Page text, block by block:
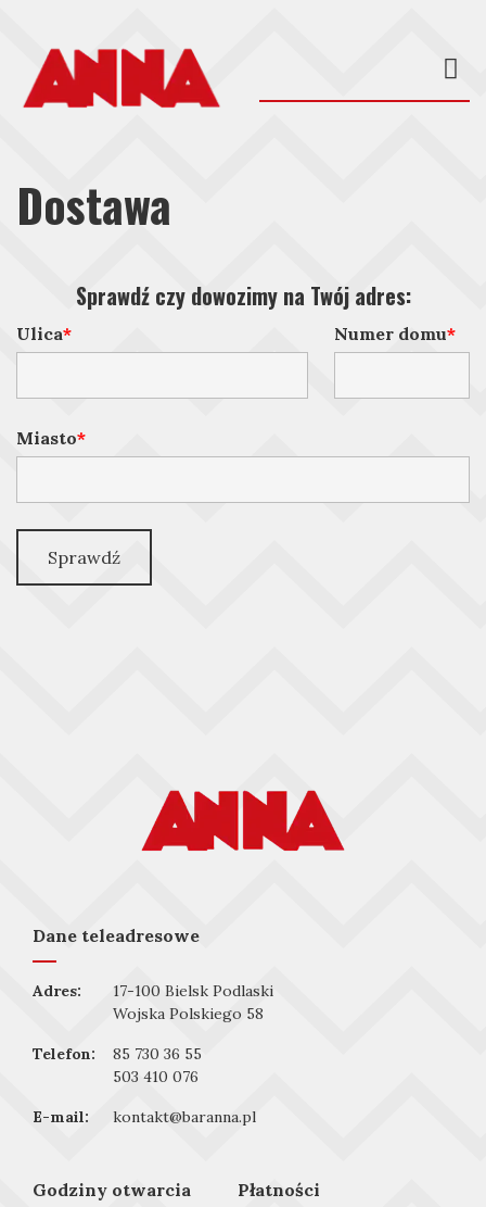
Dostawa
Sprawdź czy dowozimy na Twój adres:
Ulica Numer domu
Miasto
Sprawdź
Dane teleadresowe
Adres:
17-100 Bielsk Podlaski
Wojska Polskiego 58
Telefon:
85 730 36 55
503 410 076
E-mail: kontakt@baranna.pl
Godziny otwarcia Płatności